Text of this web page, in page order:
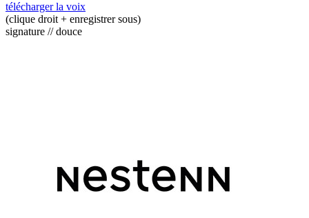
télécharger la voix
(clique droit + enregistrer sous)
signature // douce